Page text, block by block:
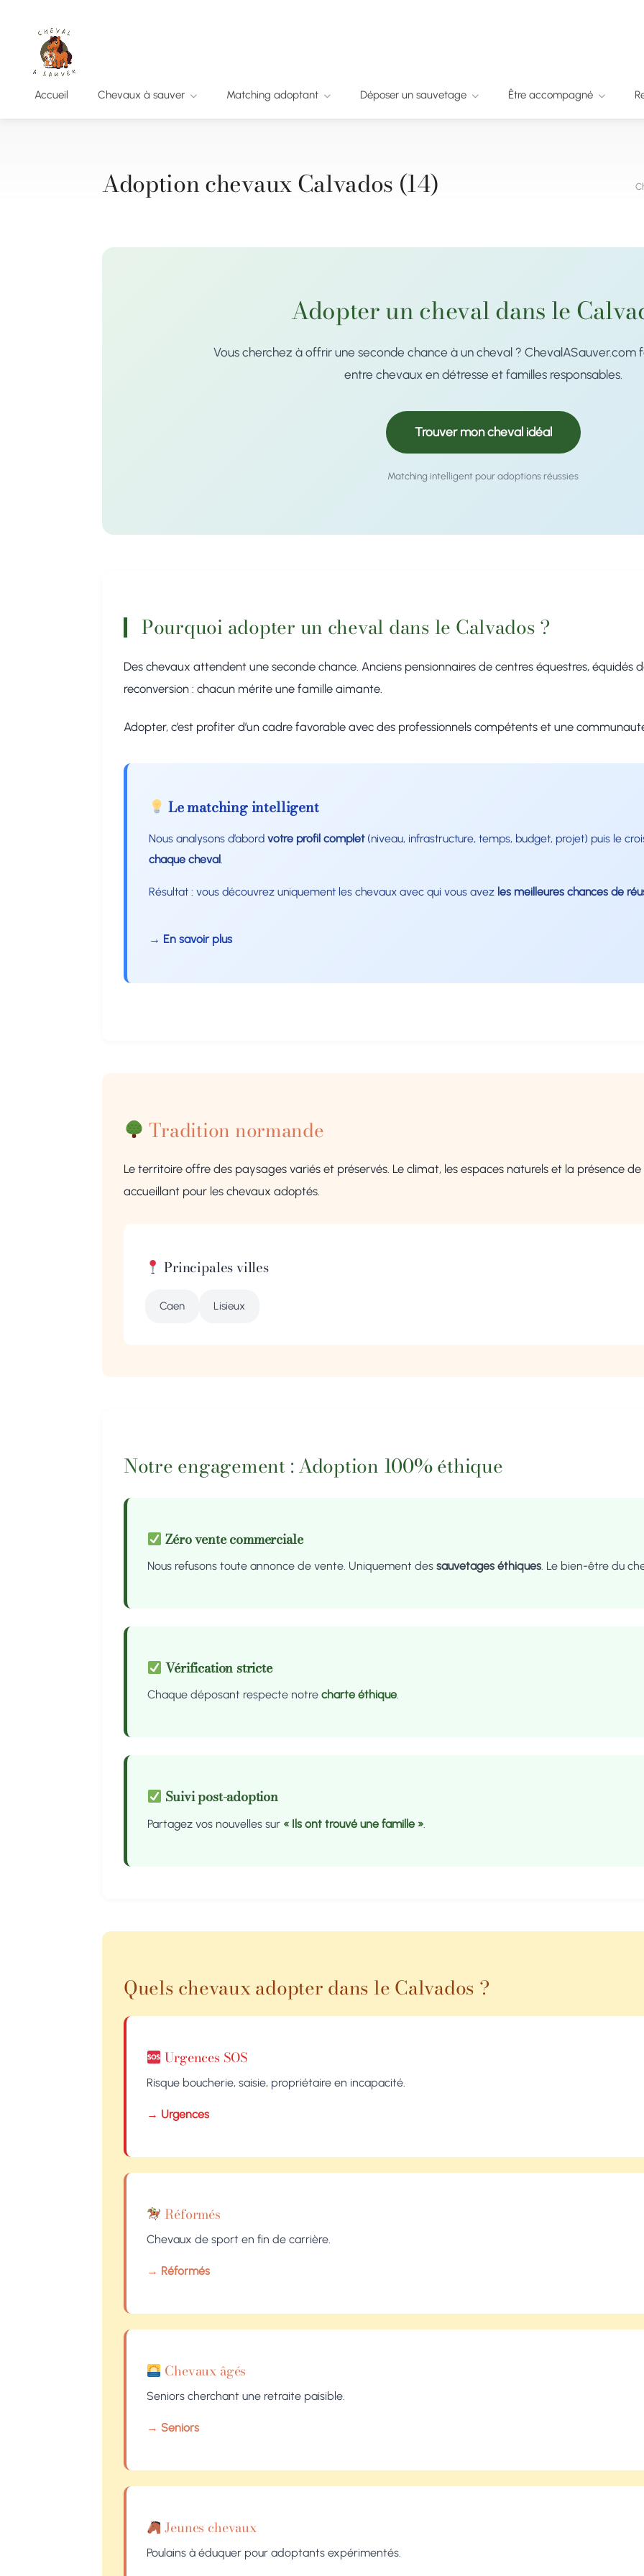
Accueil Chevaux à sauver Matching adoptant Déposer un sauvetage Être accompagné
Adoption chevaux Calvados (14)
Adopter un cheval dans le
Vous cherchez à offrir une seconde chance à un cheval ? ChevalASauver.com
entre chevaux en détresse et familles responsables.
Trouver mon cheval idéal
Matching intelligent pour adoptions réussies
Pourquoi adopter un cheval dans le Calvados ?
Des chevaux attendent une seconde chance. Anciens pensionnaires de centres équestres, équidés
reconversion : chacun mérite une famille aimante.
Adopter, c’est profiter d’un cadre favorable avec des professionnels compétents et une
Le matching intelligent
Nous analysons d’abord votre profil complet(niveau, infrastructure, temps, budget, projet) puis le
chaque cheval
Résultat : vous découvrez uniquement les chevaux avec qui vous avez les meilleures chances de
→ En savoir plus
Tradition normande
Le territoire offre des paysages variés et préservés. Le climat, les espaces naturels et la présence
accueillant pour les chevaux adoptés.
Principales villes
Caen Lisieux
Notre engagement : Adoption 100% éthique
Zéro vente commerciale
Nous refusons toute annonce de vente. Uniquement des sauvetages éthiques. Le bien-être du
Vérification stricte
Chaque déposant respecte notre charte éthique.
Suivi post-adoption
Partagez vos nouvelles sur « Ils ont trouvé une famille »
Quels chevaux adopter dans le Calvados ?
Urgences SOS
Risque boucherie, saisie, propriétaire en incapacité.
→ Urgences
Réformés
Chevaux de sport en fin de carrière.
→ Réformés
Chevaux âgés
Seniors cherchant une retraite paisible.
→ Seniors
Jeunes chevaux
Poulains à éduquer pour adoptants expérimentés.